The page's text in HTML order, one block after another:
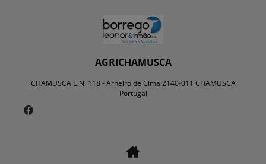
AGRICHAMUSCA
CHAMUSCA E.N. 118 - Arneiro de Cima 2140-011 CHAMUSCA
Portugal